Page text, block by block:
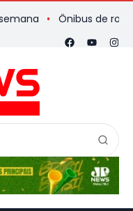
Ônibus de romeiros